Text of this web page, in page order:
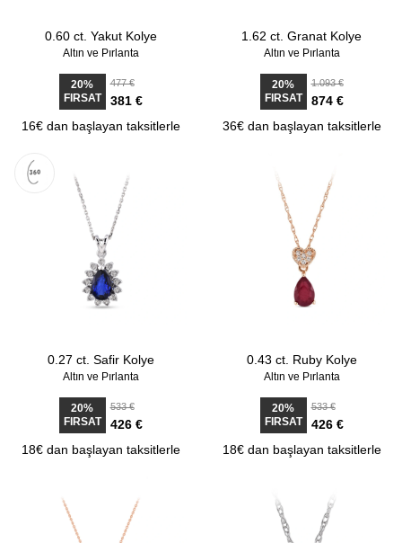
0.60 ct. Yakut Kolye
Altın ve Pırlanta
20%
FIRSAT
477 €
381 €
16€ dan başlayan taksitlerle
1.62 ct. Granat Kolye
Altın ve Pırlanta
20%
FIRSAT
1.093 €
874 €
36€ dan başlayan taksitlerle
0.27 ct. Safir Kolye
Altın ve Pırlanta
20%
FIRSAT
533 €
426 €
18€ dan başlayan taksitlerle
0.43 ct. Ruby Kolye
Altın ve Pırlanta
20%
FIRSAT
533 €
426 €
18€ dan başlayan taksitlerle